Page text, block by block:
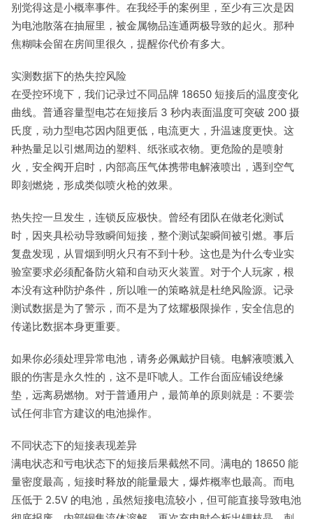
别觉得这是小概率事件。在我经手的案例里，至少有三次是因
为电池散落在抽屉里，被金属物品连通两极导致的起火。那种
焦糊味会留在房间里很久，提醒你代价有多大。
实测数据下的热失控风险
在受控环境下，我们记录过不同品牌 18650 短接后的温度变化
曲线。普通容量型电芯在短接后 3 秒内表面温度可突破 200 摄
氏度，动力型电芯因内阻更低，电流更大，升温速度更快。这
种热量足以引燃周边的塑料、纸张或衣物。更危险的是喷射
火，安全阀开启时，内部高压气体携带电解液喷出，遇到空气
即刻燃烧，形成类似喷火枪的效果。
热失控一旦发生，连锁反应极快。曾经有团队在做老化测试
时，因夹具松动导致瞬间短接，整个测试架瞬间被引燃。事后
复盘发现，从冒烟到明火只有不到十秒。这也是为什么专业实
验室要求必须配备防火箱和自动灭火装置。对于个人玩家，根
本没有这种防护条件，所以唯一的策略就是杜绝风险源。记录
测试数据是为了警示，而不是为了炫耀极限操作，安全信息的
传递比数据本身更重要。
如果你必须处理异常电池，请务必佩戴护目镜。电解液喷溅入
眼的伤害是永久性的，这不是吓唬人。工作台面应铺设绝缘
垫，远离易燃物。对于普通用户，最简单的原则就是：不要尝
试任何非官方建议的电池操作。
不同状态下的短接表现差异
满电状态和亏电状态下的短接后果截然不同。满电的 18650 能
量密度最高，短接时释放的能量最大，爆炸概率也最高。而电
压低于 2.5V 的电池，虽然短接电流较小，但可能直接导致电池